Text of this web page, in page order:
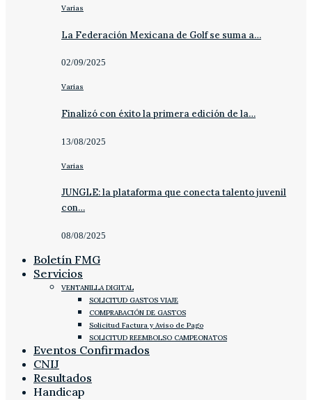
Varias
La Federación Mexicana de Golf se suma a…
02/09/2025
Varias
Finalizó con éxito la primera edición de la…
13/08/2025
Varias
JUNGLE: la plataforma que conecta talento juvenil
con…
08/08/2025
Boletín FMG
Servicios
VENTANILLA DIGITAL
SOLICITUD GASTOS VIAJE
COMPRABACIÓN DE GASTOS
Solicitud Factura y Aviso de Pago
SOLICITUD REEMBOLSO CAMPEONATOS
Eventos Confirmados
CNIJ
Resultados
Handicap